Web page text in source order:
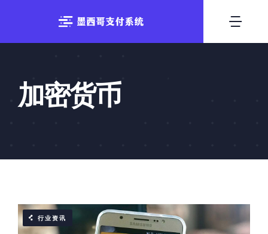
内
切
支付方式
行业资讯
加密货币
行业资讯